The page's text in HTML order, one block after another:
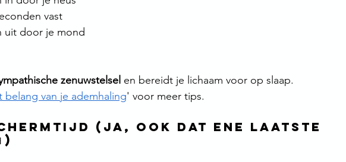
vast
uit door je mond
zenuwstelsel en bereidt je lichaam voor op slaap.
belang van je ademhaling' voor meer tips.
(Ja, ook dat ene laatste